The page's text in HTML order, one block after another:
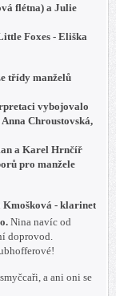
flétna) a Julie
Foxes - Eliška
třídy manželů
vybojovalo
Chroustovská,
a Karel Hrnčíř
pro manžele
Kmošková - klarinet
Nina navíc od
doprovod.
a ani oni se